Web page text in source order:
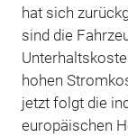
hat sich
sind die
hohen
jetzt folgt die
europäischen